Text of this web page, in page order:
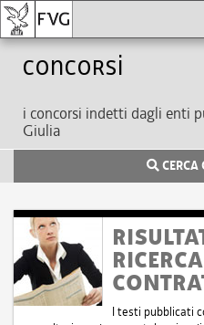
Concorsi
i concorsi indetti dagli enti
Giulia
CERCA
I testi pubblicati